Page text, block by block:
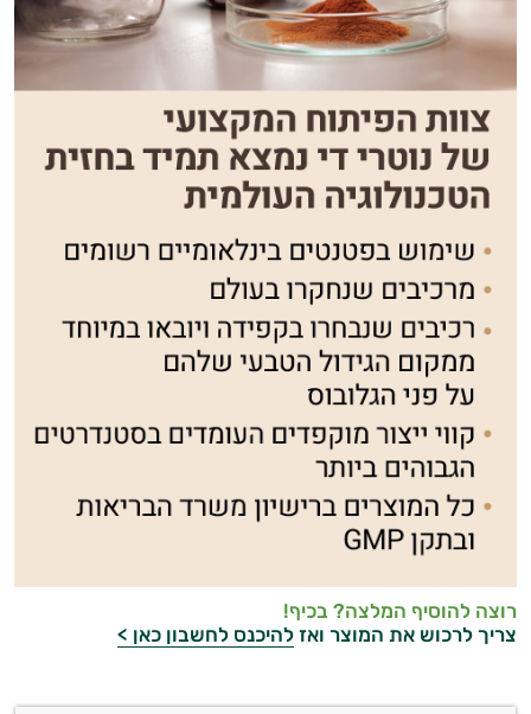
רוצה להוסיף המלצה? בכיף!
צריך לרכוש את המוצר ואז להיכנס לחשבון כאן >